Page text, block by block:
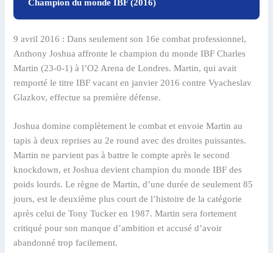
Champion du monde IBF (2016)
9 avril 2016 : Dans seulement son 16e combat professionnel,
Anthony Joshua affronte le champion du monde IBF Charles
Martin (23-0-1) à l’O2 Arena de Londres. Martin, qui avait
remporté le titre IBF vacant en janvier 2016 contre Vyacheslav
Glazkov, effectue sa première défense.
Joshua domine complètement le combat et envoie Martin au
tapis à deux reprises au 2e round avec des droites puissantes.
Martin ne parvient pas à battre le compte après le second
knockdown, et Joshua devient champion du monde IBF des
poids lourds. Le règne de Martin, d’une durée de seulement 85
jours, est le deuxième plus court de l’histoire de la catégorie
après celui de Tony Tucker en 1987. Martin sera fortement
critiqué pour son manque d’ambition et accusé d’avoir
abandonné trop facilement.